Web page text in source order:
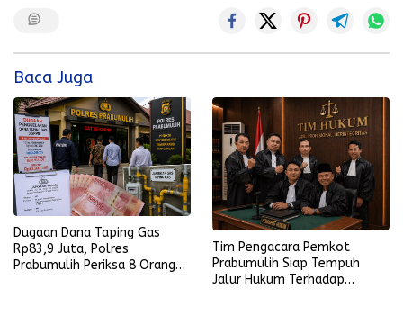
Baca Juga
Dugaan Dana Taping Gas
Rp83,9 Juta, Polres
Prabumulih Periksa 8 Orang
Tim Pengacara Pemkot
Prabumulih Siap Tempuh
Jalur Hukum Terhadap